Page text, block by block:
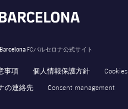
FCバルセロナ公式サイト
事項 個人情報保護方針
Cookies
の連絡先
Consent management